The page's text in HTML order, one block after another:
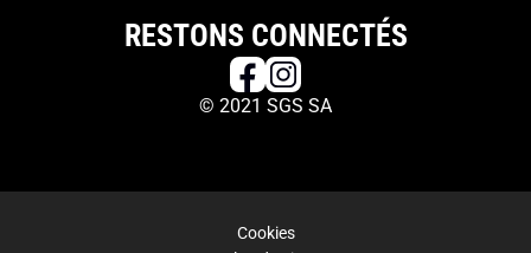
RESTONS CONNECTÉS
© 2021 SGS SA
Cookies